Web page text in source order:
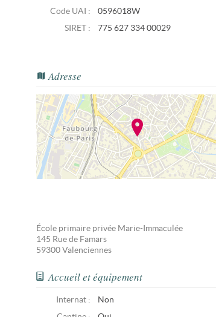
Code UAI :
0596018W
SIRET :
775 627 334 00029
Adresse
École primaire privée Marie-Immaculée
145 Rue de Famars
59300 Valenciennes
Accueil et équipement
Internat :
Non